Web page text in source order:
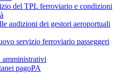
del TPL ferroviario e condizioni
audizioni dei gestori aeroportuali
servizio ferroviario passeggeri
amministrativi
pagoPA